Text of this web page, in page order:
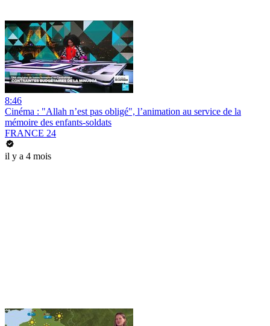
8:46
Cinéma : "Allah n’est pas obligé", l’animation au service de la
mémoire des enfants-soldats
FRANCE 24
il y a 4 mois